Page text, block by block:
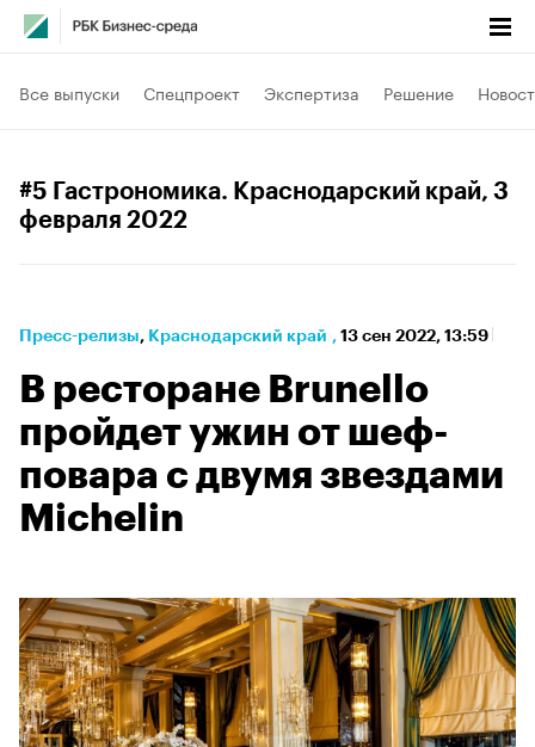
Все выпуски Спецпроект Экспертиза Решение
#5 Гастрономика. Краснодарский край, 3
февраля 2022
Пресс-релизы⁠, Краснодарский край , 13 сен 2022, 13:59
В ресторане Brunello
пройдет ужин от шеф-
повара с двумя звездами
Michelin